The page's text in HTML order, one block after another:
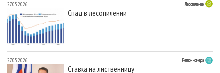
27.05.2026 Лесопиление
Спад в лесопилении
27.05.2026 Регион номера
Ставка на лиственницу